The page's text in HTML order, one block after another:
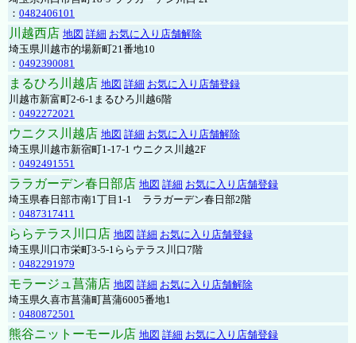
： 0482406101
川越西店 地図 詳細 お気に入り店舗解除
埼玉県川越市的場新町21番地10
： 0492390081
まるひろ川越店 地図 詳細 お気に入り店舗登録
川越市新富町2-6-1まるひろ川越6階
： 0492272021
ウニクス川越店 地図 詳細 お気に入り店舗解除
埼玉県川越市新宿町1-17-1 ウニクス川越2F
： 0492491551
ララガーデン春日部店 地図 詳細 お気に入り店舗登録
埼玉県春日部市南1丁目1-1 ララガーデン春日部2階
： 0487317411
ららテラス川口店 地図 詳細 お気に入り店舗登録
埼玉県川口市栄町3-5-1ららテラス川口7階
： 0482291979
モラージュ菖蒲店 地図 詳細 お気に入り店舗解除
埼玉県久喜市菖蒲町菖蒲6005番地1
： 0480872501
熊谷ニットーモール店 地図 詳細 お気に入り店舗登録